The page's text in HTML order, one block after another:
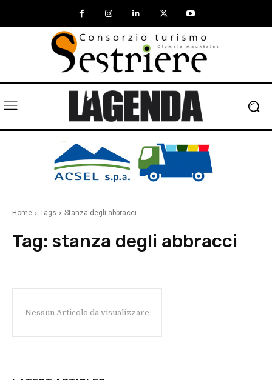
Home Tags Stanza degli abbracci
Tag: stanza degli abbracci
Nessun Articolo da visualizzare